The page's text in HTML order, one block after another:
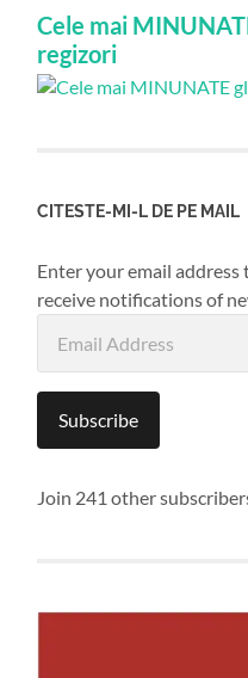
Cele mai
regizori
CITESTE-MI-L DE PE MAIL
Enter your email
receive notifications of
Address
Subscribe
Join 241 other